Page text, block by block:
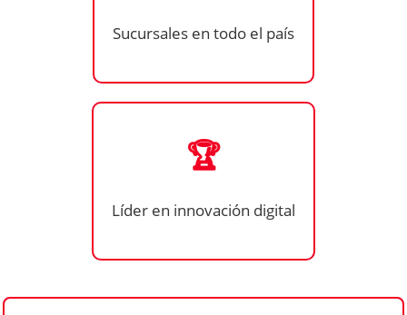
Sucursales en todo el país
🏆
Líder en innovación digital